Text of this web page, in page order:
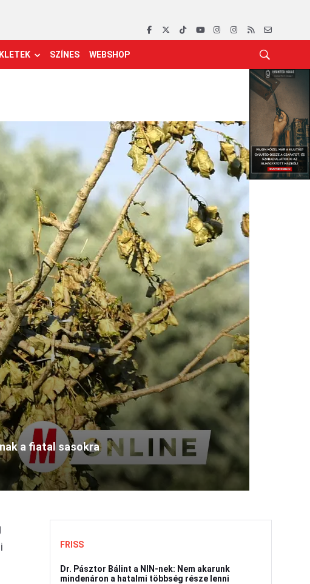
SZÍNES WEBSHOP
a fiatal sasokra
FRISS
Dr. Pásztor Bálint a NIN-nek: Nem akarunk
mindenáron a hatalmi többség része lenni